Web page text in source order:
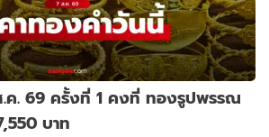
.ค. 69 ครั้งที่ 1 คงที่ ทองรูปพรรณ
บาท